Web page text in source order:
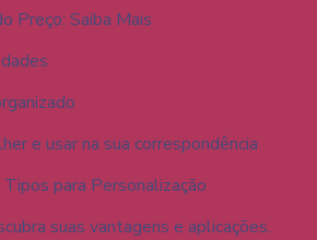
Preço: Saiba Mais
e usar na sua correspondência
para Personalização
suas vantagens e aplicações.